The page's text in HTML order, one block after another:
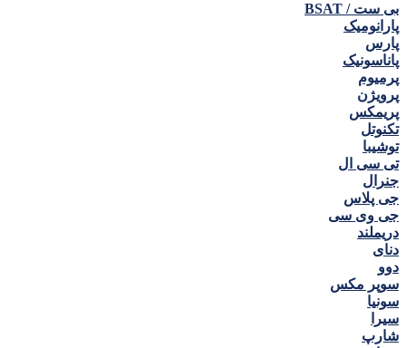
بی ست / BSAT
پارانومیک
پارس
پاناسونیک
پرمیوم
پرویژن
پریمکس
تکنوتل
توشیبا
تی سی ال
جنرال
جی پلاس
جی وی سی
دریملند
دنای
دوو
سوپر مکس
سونیا
سیرا
شارپ